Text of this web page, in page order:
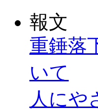
報文
重錘落
いて
人にや